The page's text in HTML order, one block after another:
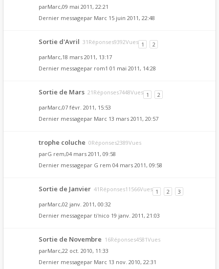
parMarc,09 mai 2011, 22:21
Dernier messagepar Marc 15 juin 2011, 22:48
Sortie d'Avril 31Réponses9392Vues 1
2
parMarc,18 mars 2011, 13:17
Dernier messagepar rom1 01 mai 2011, 14:28
Sortie de Mars 21Réponses7448Vues 1
2
parMarc,07 févr. 2011, 15:53
Dernier messagepar Marc 13 mars 2011, 20:57
trophe coluche 0Réponses2389Vues
parG rem,04 mars 2011, 09:58
Dernier messagepar G rem 04 mars 2011, 09:58
Sortie de Janvier 41Réponses11566Vues 1 2
3
parMarc,02 janv. 2011, 00:32
Dernier messagepar ti'nico 19 janv. 2011, 21:03
Sortie de Novembre 16Réponses4581Vues
parMarc,22 oct. 2010, 11:33
Dernier messagepar Marc 13 nov. 2010, 22:31